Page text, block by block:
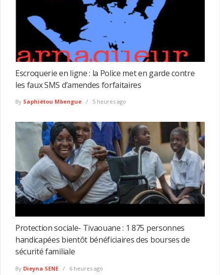
Escroquerie en ligne : la Police met en garde contre
les faux SMS d’amendes forfaitaires
By Saphiétou Mbengue 5 heures ago
Protection sociale- Tivaouane : 1 875 personnes
handicapées bientôt bénéficiaires des bourses de
sécurité familiale
By Dieyna SENE 6 heures ago